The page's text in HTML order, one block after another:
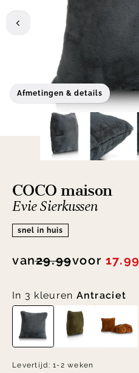
Afmetingen & details
COCO maison
Evie Sierkussen
snel in huis
van29.99voor 17.99
In 3 kleuren Antraciet
Levertijd:1-2 weken